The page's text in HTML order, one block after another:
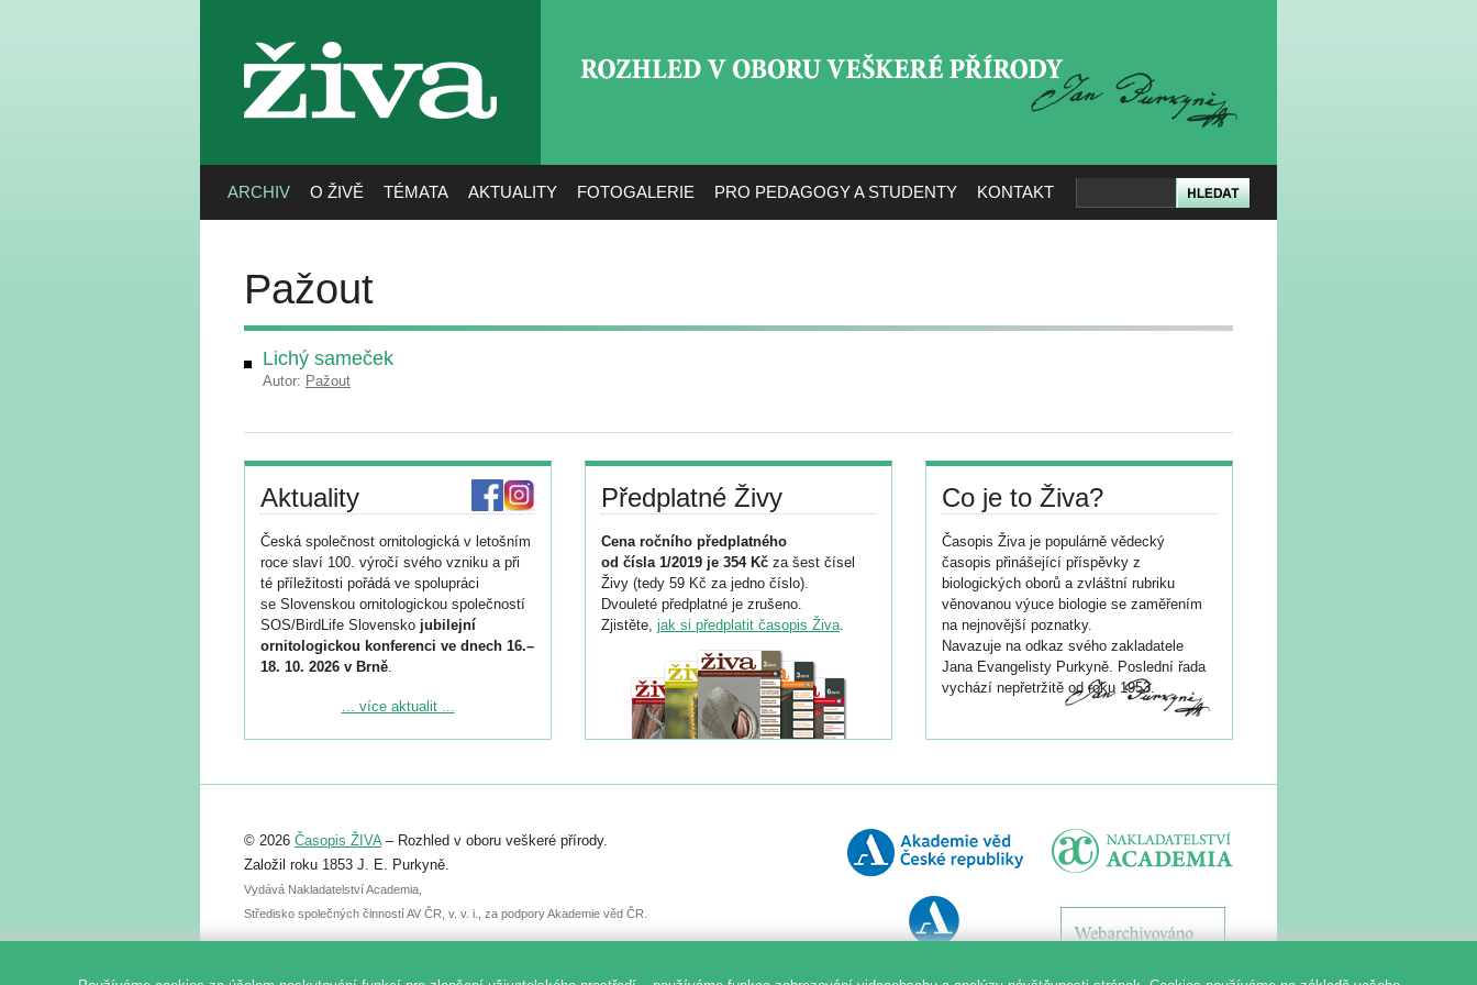
živa
ARCHIV O ŽIVĚ TÉMATA AKTUALITY FOTOGALERIE PRO PEDAGOGY A STUDENTY KONTAKT
Pažout
Lichý sameček
Autor: Pažout
Aktuality
Česká společnost ornitologická v letošním
roce slaví 100. výročí svého vzniku a při
té příležitosti pořádá ve spolupráci
se Slovenskou ornitologickou společností
SOS/BirdLife Slovensko jubilejní
ornitologickou konferenci ve dnech 16.–
18. 10. 2026 v Brně.
Podrobnější informace ke konferenci
Registrovat se můžete do 6. září.
abstraktu přihlášené přednášky nebo
posteru je už 30. června.
... více aktualit ...
Předplatné Živy
Cena ročního předplatného
od čísla 1/2019 je 354 Kč za šest čísel
Živy (tedy 59 Kč za jedno číslo).
Dvouleté předplatné je zrušeno.
Zjistěte, jak si předplatit časopis Živa.
Co je to Živa?
Časopis Živa je populárně vědecký
časopis přinášející příspěvky z
biologických oborů a zvláštní rubriku
věnovanou výuce biologie se zaměřením
na nejnovější poznatky.
Navazuje na odkaz svého zakladatele
Jana Evangelisty Purkyně. Poslední řada
vychází nepřetržitě od roku 1953.
© 2026 Časopis ŽIVA– Rozhled v oboru veškeré přírody.
Založil roku 1853 J. E. Purkyně.
Vydává Nakladatelství Academia,
Středisko společných činností AV ČR, v. v. i., za podpory Akademie věd ČR.